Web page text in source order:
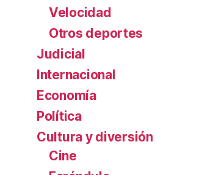
Velocidad
Otros deportes
Judicial
Internacional
Economía
Política
Cultura y diversión
Cine